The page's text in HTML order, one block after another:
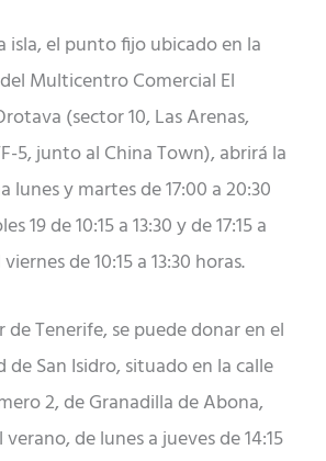
isla, el punto fijo ubicado en la
Multicentro Comercial El
(sector 10, Las Arenas,
5, junto al China Town), abrirá la
lunes y martes de 17:00 a 20:30
19 de 10:15 a 13:30 y de 17:15 a
de 10:15 a 13:30 horas.
de Tenerife, se puede donar en el
de San Isidro, situado en la calle
2, de Granadilla de Abona,
de lunes a jueves de 14:15